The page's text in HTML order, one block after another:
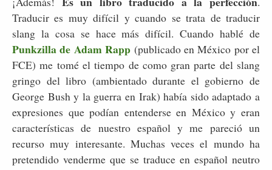
Traducir es muy difícil y cuando se trata de traducir
slang la cosa se hace más difícil. Cuando hablé de
Punkzilla de Adam Rapp (publicado en México por el
FCE) me tomé el tiempo de como gran parte del slang
gringo del libro (ambientado durante el gobierno de
George Bush y la guerra en Irak) había sido adaptado a
expresiones que podían entenderse en México y eran
características de nuestro español y me pareció un
recurso muy interesante. Muchas veces el mundo ha
pretendido venderme que se traduce en español neutro